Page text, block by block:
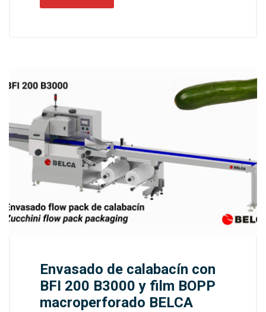
Envasado de calabacín con
BFI 200 B3000 y film BOPP
macroperforado BELCA